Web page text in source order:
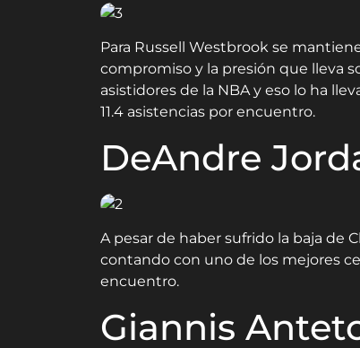
Para Russell Westbrook se
compromiso y la presión que lleva
asistidores de la NBA y eso lo ha
11.4 asistencias por encuentro.
DeAndre
A pesar de haber sufrido la baja de
contando con uno de los mejores
encuentro.
Giannis